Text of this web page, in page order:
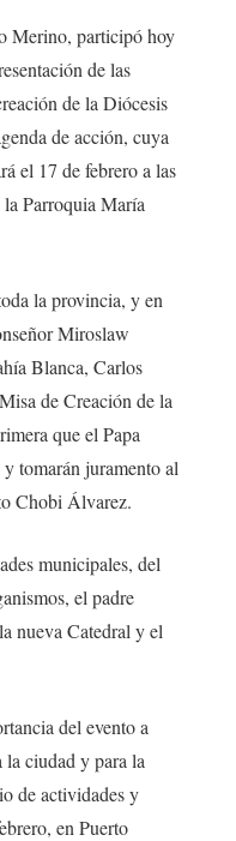
Merino, participó hoy
de las
de la Diócesis
de acción, cuya
el 17 de febrero a las
Parroquia María
la provincia, y en
Miroslaw
Blanca, Carlos
de Creación de la
que el Papa
tomarán juramento al
Chobi Álvarez.
municipales, del
el padre
nueva Catedral y el
del evento a
la ciudad y para la
de actividades y
en Puerto